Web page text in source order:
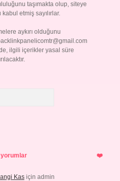
taşımakta olup, siteye
etmiş sayılırlar.
aykırı olduğunu
ilgili içerikler yasal süre
yorumlar
Kasiçin admin